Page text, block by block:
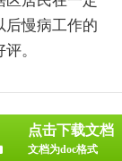
后慢病工作的
。
点击下载文档
文档为doc格式